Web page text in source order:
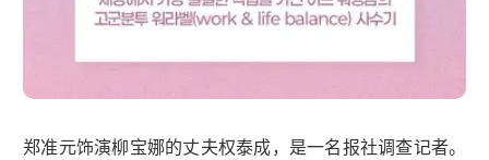
郑准元饰演柳宝娜的丈夫权泰成，是一名报社调查记者。